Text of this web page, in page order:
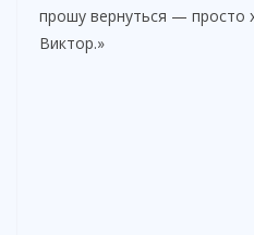
прошу вернуться — просто
Виктор.»